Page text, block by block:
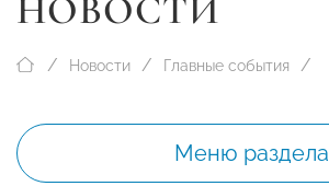
НОВОСТИ
Новости Главные события
Меню раздела